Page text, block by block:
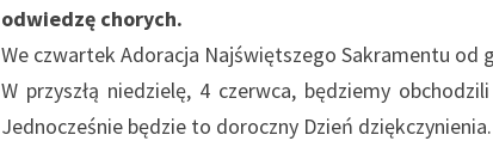
odwiedzę chorych.
We czwartek Adoracja Najświętszego Sakramentu od
W przyszłą niedzielę, 4 czerwca, będziemy
Jednocześnie będzie to doroczny Dzień dziękczynienia.